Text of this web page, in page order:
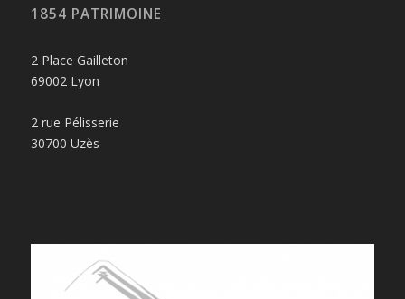
1854 PATRIMOINE
2 Place Gailleton
69002 Lyon
2 rue Pélisserie
30700 Uzès